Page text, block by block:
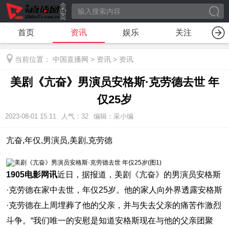
首页 资讯 娱乐 关注
当前位置： 中国直播网 > 资讯 > 资讯
美剧《亢奋》男演员安格斯·克劳德去世 年
仅25岁
2023-08-01 15:11 人气： 32 编辑：采小编
亢奋,年仅,男演员,美剧,克劳德
1905电影网讯近日，据报道，美剧《亢奋》的男演员安格斯
·克劳德在家中去世，年仅25岁。他的家人向外界透露安格斯
·克劳德在上周埋葬了他的父亲，并与失去父亲的痛苦作激烈
斗争。“我们唯一的安慰是知道安格斯现在与他的父亲团聚